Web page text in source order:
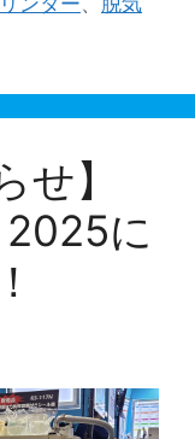
せ】
に